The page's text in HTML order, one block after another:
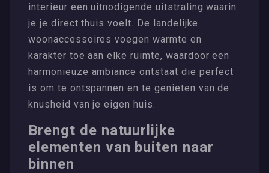
interieur een uitnodigende uitstraling waarin
je je direct thuis voelt. De landelijke
woonaccessoires voegen warmte en
karakter toe aan elke ruimte, waardoor een
harmonieuze ambiance ontstaat die perfect
is om te ontspannen en te genieten van de
knusheid van je eigen huis.
Brengt de natuurlijke
elementen van buiten naar
binnen